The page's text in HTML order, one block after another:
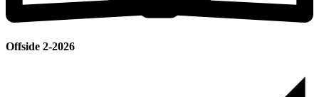
Offside 2-2026